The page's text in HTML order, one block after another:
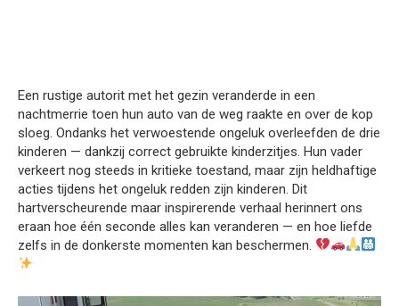
Een rustige autorit met het gezin veranderde in een
nachtmerrie toen hun auto van de weg raakte en over de kop
sloeg. Ondanks het verwoestende ongeluk overleefden de drie
kinderen — dankzij correct gebruikte kinderzitjes. Hun vader
verkeert nog steeds in kritieke toestand, maar zijn heldhaftige
acties tijdens het ongeluk redden zijn kinderen. Dit
hartverscheurende maar inspirerende verhaal herinnert ons
eraan hoe één seconde alles kan veranderen — en hoe liefde
zelfs in de donkerste momenten kan beschermen.